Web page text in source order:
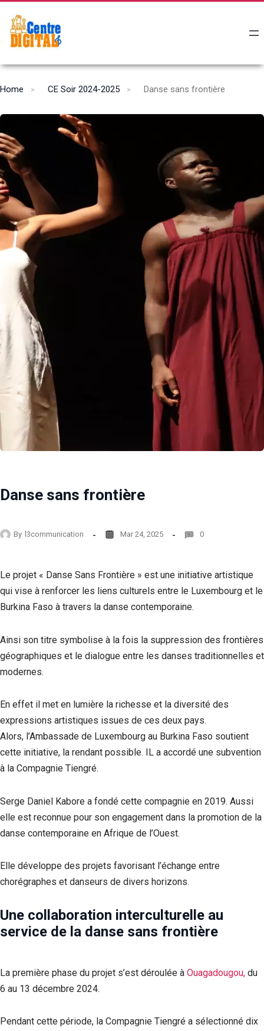
Home CE Soir 2024-2025 Danse sans frontière
Danse sans frontière
By l3communication Mar 24, 2025 0
Le projet « Danse Sans Frontière » est une initiative artistique
qui vise à renforcer les liens culturels entre le Luxembourg et le
Burkina Faso à travers la danse contemporaine.
Ainsi son titre symbolise à la fois la suppression des frontières
géographiques et le dialogue entre les danses traditionnelles et
modernes.
En effet il met en lumière la richesse et la diversité des
expressions artistiques issues de ces deux pays.
Alors, l’Ambassade de Luxembourg au Burkina Faso soutient
cette initiative, la rendant possible. IL a accordé une subvention
à la Compagnie Tiengré.
Serge Daniel Kabore a fondé cette compagnie en 2019. Aussi
elle est reconnue pour son engagement dans la promotion de la
danse contemporaine en Afrique de l’Ouest.
Elle développe des projets favorisant l’échange entre
chorégraphes et danseurs de divers horizons.
Une collaboration interculturelle au
service de la danse sans frontière
La première phase du projet s’est déroulée à Ouagadougou, du
6 au 13 décembre 2024.
Pendant cette période, la Compagnie Tiengré a sélectionné dix